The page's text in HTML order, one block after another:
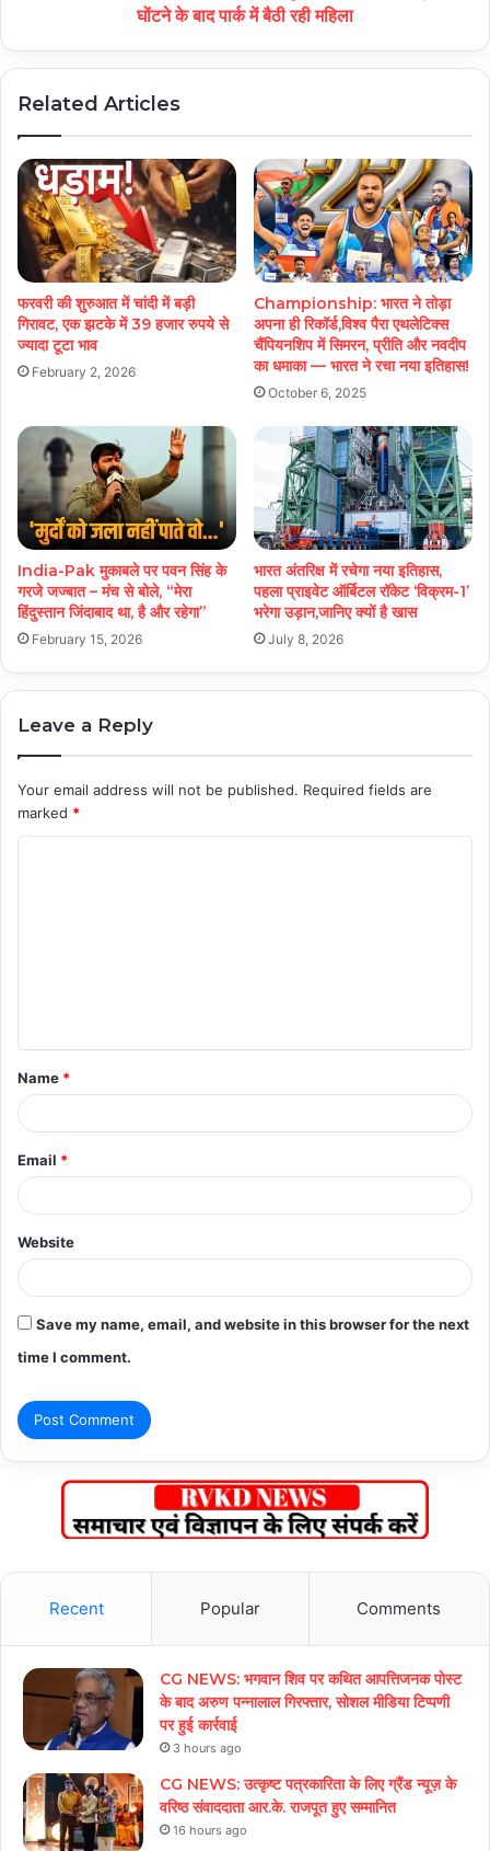
घोंटने के बाद पार्क में बैठी रही महिला
Related Articles
फरवरी की शुरुआत में चांदी में बड़ी
गिरावट, एक झटके में 39 हजार रुपये से
ज्यादा टूटा भाव
February 2, 2026
Championship: भारत ने तोड़ा
अपना ही रिकॉर्ड,विश्व पैरा एथलेटिक्स
चैंपियनशिप में सिमरन, प्रीति और नवदीप
का धमाका — भारत ने रचा नया इतिहास!
October 6, 2025
India-Pak मुकाबले पर पवन सिंह के
गरजे जज्बात – मंच से बोले, “मेरा
हिंदुस्तान जिंदाबाद था, है और रहेगा”
February 15, 2026
भारत अंतरिक्ष में रचेगा नया इतिहास,
पहला प्राइवेट ऑर्बिटल रॉकेट ‘विक्रम-1’
भरेगा उड़ान,जानिए क्यों है खास
July 8, 2026
Leave a Reply
Your email address will not be published. Required fields are
marked *
t
*
Name *
Email *
Website
Save my name, email, and website in this browser for the next
time I comment.
Recent Popular Comments
CG NEWS: भगवान शिव पर कथित आपत्तिजनक पोस्ट
के बाद अरुण पन्नालाल गिरफ्तार, सोशल मीडिया टिप्पणी
पर हुई कार्रवाई
3 hours ago
CG NEWS: उत्कृष्ट पत्रकारिता के लिए ग्रैंड न्यूज़ के
वरिष्ठ संवाददाता आर.के. राजपूत हुए सम्मानित
16 hours ago